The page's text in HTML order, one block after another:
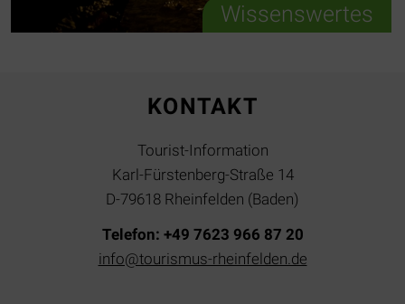
Wissenswertes
KONTAKT
Tourist-Information
Karl-Fürstenberg-Straße 14
D-79618 Rheinfelden (Baden)
Telefon: +49 7623 966 87 20
info@tourismus-rheinfelden.de